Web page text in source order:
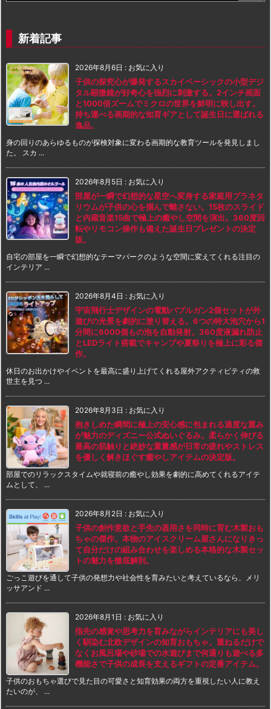
新着記事
2026年8月6日 : お気に入り
子供の探究心が爆発するスカイベーシックの小型デジ
タル顕微鏡が好奇心を強烈に刺激する。2インチ画面
と1000倍ズームでミクロの世界を鮮明に映し出す。
持ち運べる画期的な知育ギアとして誕生日に選ばれる
逸品。
身の回りのあらゆるものが探検対象に変わる画期的な教育ツールを発見しまし
た。 スカ ...
2026年8月5日 : お気に入り
部屋が一瞬で幻想的な星空へ変身する家庭用プラネタ
リウムが子供の心を掴んで離さない。15枚のスライド
と内蔵音楽15曲で極上の癒やし空間を演出。360度回
転やリモコン操作も備えた誕生日プレゼントの決定
版。
自宅の部屋を一瞬で幻想的なテーマパークのような空間に変えてくれる注目の
インテリア ...
2026年8月4日 : お気に入り
宇宙飛行士デザインの電動バブルガン2個セットが外
遊びの光景を劇的に塗り替える。6つの特大泡穴から1
分間に6000個もの泡を自動発射。360度液漏れ防止
とLEDライト搭載でキャンプや夏祭りを極上に彩る傑
作。
休日のお出かけやイベントを最高に盛り上げてくれる屋外アクティビティの救
世主を見つ ...
2026年8月3日 : お気に入り
抱きしめた瞬間に極上の安心感に包まれる適度な重み
が魅力のディズニー公式ぬいぐるみ。柔らかく伸びる
最高の肌触りと絶妙な重量感が日常の疲れやストレス
を優しく解きほぐす癒やしアイテムの決定版。
部屋でのリラックスタイムや就寝前の癒やし効果を劇的に高めてくれるアイテ
ムとして、 ...
2026年8月2日 : お気に入り
子供の創作意欲と手先の器用さを同時に育む木製おも
ちゃの傑作。本物のアイスクリーム屋さんになりきっ
て自分だけの組み合わせを楽しめる本格的な木製セッ
トの魅力を徹底解剖。
ごっこ遊びを通して子供の発想力や社会性を育みたいと考えているなら、メリ
ッサアンド ...
2026年8月1日 : お気に入り
指先の感覚や思考力を育みながらインテリアにも美し
く馴染む北欧デザインの知育おもちゃ。重ねるだけで
なくお風呂場や砂場での水遊びまで何通りも遊べる多
機能さで子供の成長を支えるギフトの定番アイテム。
子供のおもちゃ選びで見た目の可愛さと知育効果の両方を重視したい人に教え
たいのが、 ...